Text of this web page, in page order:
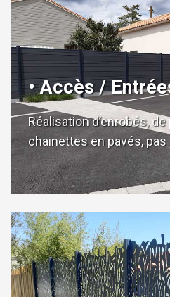
• Accès /
Réalisation d’enrobés,
chainettes en pavés,